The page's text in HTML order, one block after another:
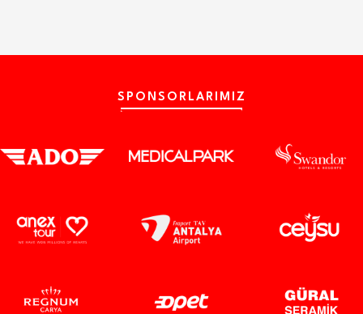
SPONSORLARIMIZ